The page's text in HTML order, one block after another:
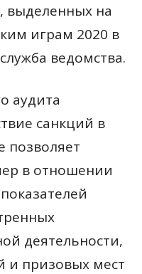
выделенных на
играм 2020 в
ведомства.
аудита
санкций в
позволяет
в отношении
деятельности,
и призовых мест